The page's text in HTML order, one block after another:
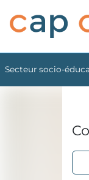
Secteur socio-